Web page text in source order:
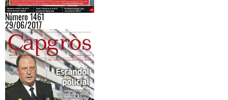
Número 1461
29/06/2017